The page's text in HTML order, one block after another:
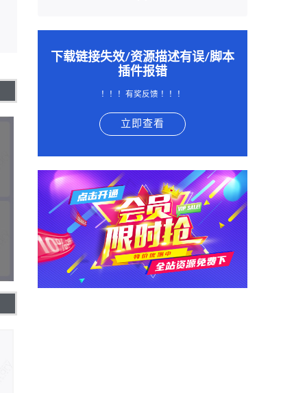
下载链接失效/资源描述有误/脚本
插件报错
！！！有奖反馈 ！！！
立即查看